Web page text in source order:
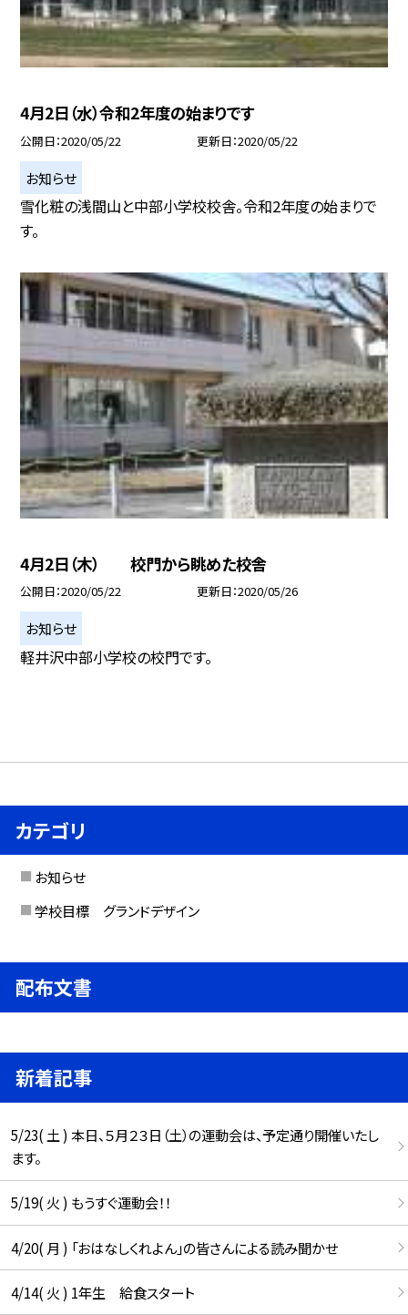
4月2日（水）令和2年度の始まりです
公開日 2020/05/22 更新日 2020/05/22
お知らせ
雪化粧の浅間山と中部小学校校舎。令和2年度の始まりで
す。
4月2日（木） 校門から眺めた校舎
公開日 2020/05/22 更新日 2020/05/26
お知らせ
軽井沢中部小学校の校門です。
カテゴリ
お知らせ
学校目標 グランドデザイン
配布文書
新着記事
5/23( 土 ) 本日、５月２３日（土）の運動会は、予定通り開催いたし
ます。
5/19( 火 ) もうすぐ運動会！！
4/20( 月 ) 「おはなしくれよん」の皆さんによる読み聞かせ
4/14( 火 ) 1年生 給食スタート